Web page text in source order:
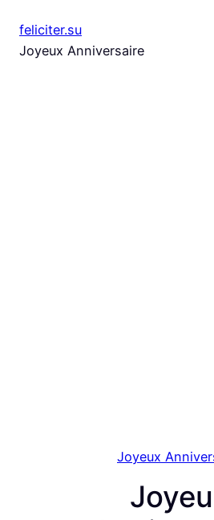
au
contenu
feliciter.su
Joyeux Anniversaire
Joyeux